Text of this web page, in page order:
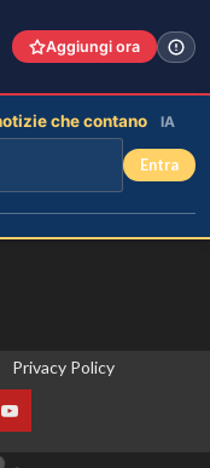
Privacy Policy
YouTube
Aggiungi ora
che contano IA
Entra